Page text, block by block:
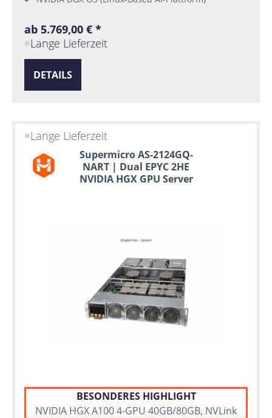
ab 5.769,00 € *
Lange Lieferzeit
DETAILS
Lange Lieferzeit
Supermicro AS-2124GQ-
NART | Dual EPYC 2HE
NVIDIA HGX GPU Server
BESONDERES HIGHLIGHT
NVIDIA HGX A100 4-GPU 40GB/80GB, NVLink